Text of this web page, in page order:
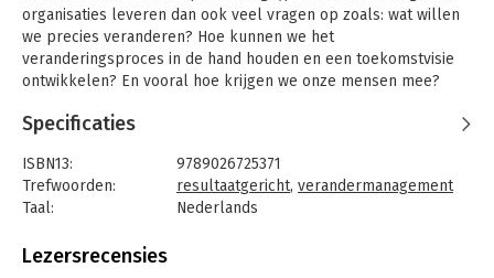
organisaties leveren dan ook veel vragen op zoals: wat willen
we precies veranderen? Hoe kunnen we het
veranderingsproces in de hand houden en een toekomstvisie
ontwikkelen? En vooral hoe krijgen we onze mensen mee?
de orde. U kunt dit werkboek gebruiken als checklist om na te
Daarnaast doen de auteurs diverse suggesties hoe u deze open
plekken en vragen in uw eigen situatie kunt oplossen.
'Veranderen met resultaat' is bedoeld voor diegenen die het
verantwoordelijk voor zijn. Zij zullen in dit werkboek een
Specificaties
ISBN13:
9789026725371
Trefwoorden:
resultaatgericht, verandermanagement
Taal:
Nederlands
Aantal pagina's:
Lezersrecensies